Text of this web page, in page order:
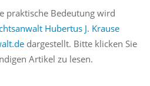
praktische Bedeutung wird
Hubertus J. Krause
dargestellt. Bitte klicken Sie
Artikel zu lesen.